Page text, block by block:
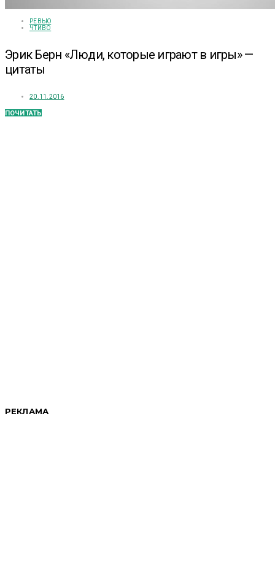
РЕВЬЮ
ЧТИВО
Эрик Берн «Люди, которые играют в игры» —
цитаты
20.11.2016
ПОЧИТАТЬ
РЕКЛАМА